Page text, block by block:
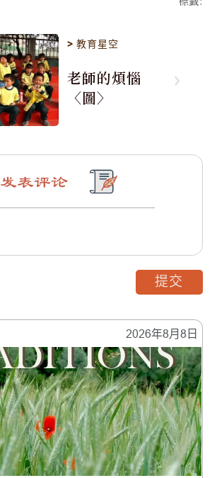
>教育星空
老師的煩惱
〈圖〉
2026年8月8日
发表评论
提交